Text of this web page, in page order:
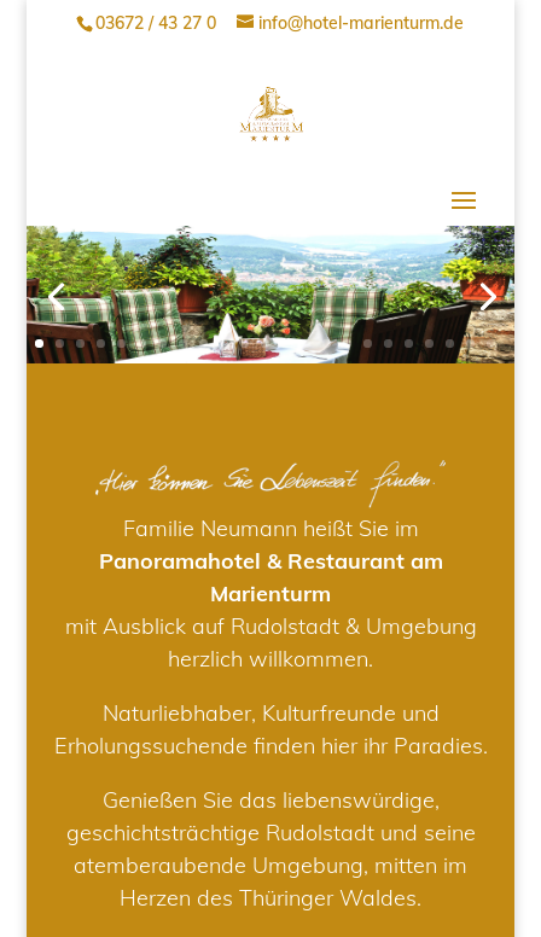
03672 / 43 27 0 info@hotel-marienturm.de
Familie Neumann heißt Sie im
Panoramahotel & Restaurant am
Marienturm
mit Ausblick auf Rudolstadt & Umgebung
herzlich willkommen.
Naturliebhaber, Kulturfreunde und
Erholungssuchende finden hier ihr Paradies.
Genießen Sie das liebenswürdige,
geschichtsträchtige Rudolstadt und seine
atemberaubende Umgebung, mitten im
Herzen des Thüringer Waldes.